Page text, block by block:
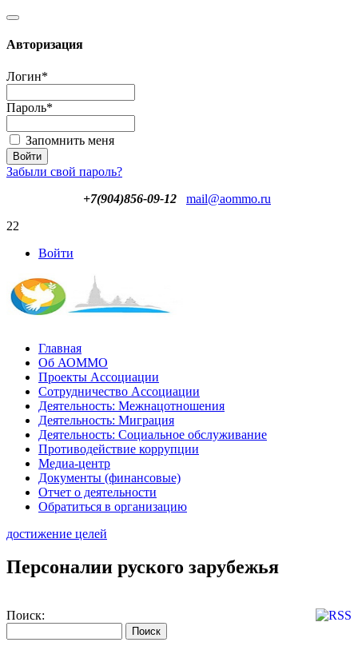
Авторизация
Логин*
Пароль*
Запомнить меня
Забыли свой пароль?
+7(904)856-09-12
mail@aommo.ru
22
Войти
Главная
Об АОММО
Проекты Ассоциации
Сотрудничество Ассоциации
Деятельность: Межнацотношения
Деятельность: Миграция
Деятельность: Социальное обслуживание
Противодействие коррупции
Медиа-центр
Документы (финансовые)
Отчет о деятельности
Обратиться в организацию
достижение целей
Персоналии руского зарубежья
Поиск: